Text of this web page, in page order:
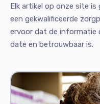
Elk artikel op onze site
een gekwalificeerde
ervoor dat de informatie
date en betrouwbaar is.